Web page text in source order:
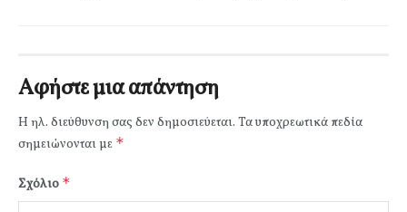
Αφήστε μια απάντηση
Η ηλ. διεύθυνση σας δεν δημοσιεύεται. Τα υποχρεωτικά πεδία
σημειώνονται με *
Σχόλιο *